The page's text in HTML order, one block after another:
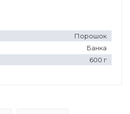
Порошок
Банка
600 г